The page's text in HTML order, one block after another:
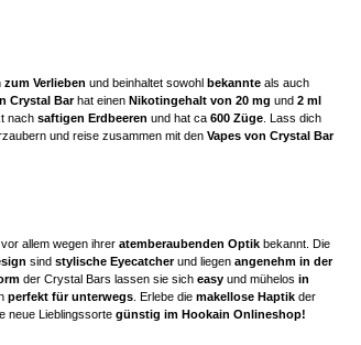
zum Verlieben und beinhaltet sowohl bekannte als auch
Crystal Barhat einen Nikotingehalt von 20 mg und 2 ml
nach saftigen Erdbeeren und hat ca 600 Züge . Lass dich
und reise zusammen mit den Vapes von Crystal Bar
allem wegen ihrer atemberaubenden Optik bekannt. Die
sind stylische Eyecatcherund liegen angenehm in der
der Crystal Bars lassen sie sich easy und mühelos in
perfekt für unterwegs . Erlebe die makellose Haptik der
neue Lieblingssorte günstig im Hookain Onlineshop!